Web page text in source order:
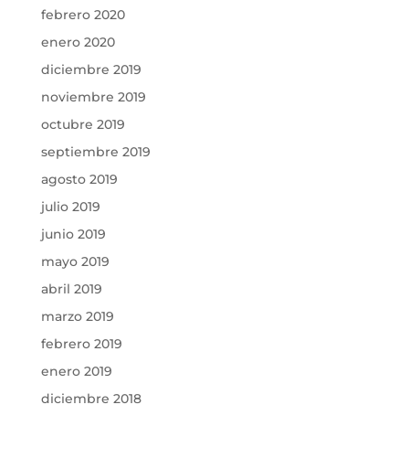
febrero 2020
enero 2020
diciembre 2019
noviembre 2019
octubre 2019
septiembre 2019
agosto 2019
julio 2019
junio 2019
mayo 2019
abril 2019
marzo 2019
febrero 2019
enero 2019
diciembre 2018